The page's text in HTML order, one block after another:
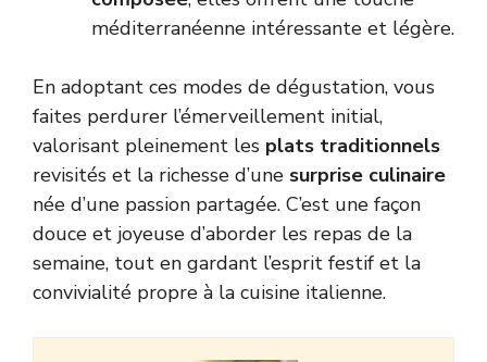
méditerranéenne intéressante et légère.
En adoptant ces modes de dégustation, vous
faites perdurer l’émerveillement initial,
valorisant pleinement les plats traditionnels
revisités et la richesse d’une surprise culinaire
née d’une passion partagée. C’est une façon
douce et joyeuse d’aborder les repas de la
semaine, tout en gardant l’esprit festif et la
convivialité propre à la cuisine italienne.